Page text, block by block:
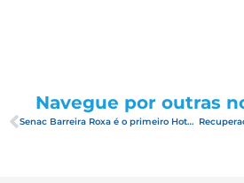
Navegue por outras
Senac Barreira Roxa é o primeiro Hotel brasileiro a receber certificados da fundação internacional Green Destinations em reconhecimento à gestão sustentável e combate ao coronavírus